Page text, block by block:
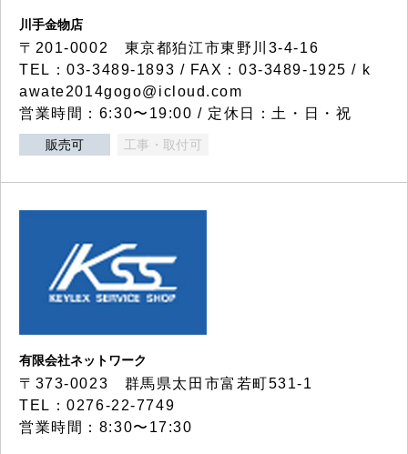
川手金物店
〒201-0002 東京都狛江市東野川3-4-16
TEL：03-3489-1893 / FAX：03-3489-1925 / k
awate2014gogo@icloud.com
営業時間：6:30〜19:00 / 定休日：土・日・祝
販売可 工事・取付可
有限会社ネットワーク
〒373-0023 群馬県太田市富若町531-1
TEL：0276-22-7749
営業時間：8:30〜17:30